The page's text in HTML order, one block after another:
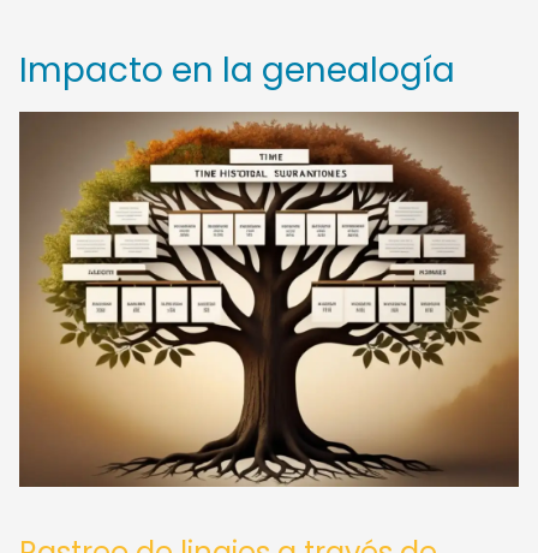
Impacto en la genealogía